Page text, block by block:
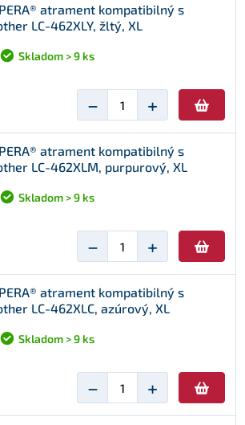
atrament kompatibilný s
LC-462XLY, žltý, XL
Skladom > 9 ks
− +
atrament kompatibilný s
LC-462XLM, purpurový, XL
Skladom > 9 ks
− +
atrament kompatibilný s
LC-462XLC, azúrový, XL
Skladom > 9 ks
− +